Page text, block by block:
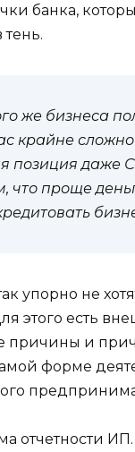
банка,
же бизнеса
крайне сложно
позиция даже
что проще
упорно не
этого есть
причины и
форме
отчетности ИП.